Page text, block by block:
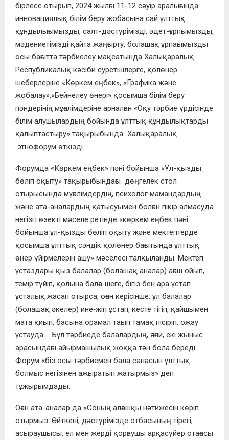
бірлесе отырып, 2024 жылғы 11-12 сәуір аралығында
инновациялық білім беру жобасына сай ұлттық
құндылығымызды, салт-дәстүрімізді, әдет-ғұрпымызды,
мәдениетімізді қайта жаңғырту, болашақ ұрпағымызды
осы бағытта тәрбиелеу мақсатында Халықаралық
Республикалық кәсіби суретшілерге, қолөнер
шеберлеріне «Көркем еңбек», «Графика және
жобалау»,«Бейнелеу өнері» қосымша білім беру
пәндерінің мұғалімдеріне арналған «Оқу тәрбие үрдісінде
білім алушылардың бойында ұлттық құндылықтарды
қалыптастыру» тақырыбында Халықаралық
этнофорум өткізді.
Форумда «Көркем еңбек» пәні бойынша «Ұл-қызды
бөліп оқыту» тақырыбындағы дөңгелек стол
отырысында мұғалімдердің, психолог мамандардың
және ата-аналардың қатысуымен болған пікір алмасуда
негізгі өзекті мәселе ретінде «көркем еңбек пәні
бойынша ұл-қызды бөліп оқыту және мектептерде
қосымша ұлттық сәндік қолөнер бағытында ұлттық
өнер үйірмелерін ашу» мәселесі талқыланды. Мектеп
ұстаздары қыз балалар (болашақ аналар) ағаш ойып,
темір түйіп, қолына балға‑шеге, бігіз бен ара ұстап
ұсталық жасап отырса, оған керісінше, ұл балалар
(болашақ әкелер) ине‑жіп ұстап, кесте тігіп, қайшымен
мата қиып, басына орамал тағып тамақ пісіріп. ожау
ұстауда… Бұл тәрбиеде балалардың, яғни, екі жыныс
арасындағы айырмашылық жоққа тән бола береді.
Форум «біз осы тәрбиемен бала санасын ұлттық
болмыс негізінен ажыратып жатырмыз» деп
тұжырымдады.
Оған ата-аналар да «Соның алғашқы нәтижесін көріп
отырмыз. Өйткені, дәстүрімізде отбасының тірегі,
асыраушысы, ел мен жерді қорғаушы арқасүйер отағасы